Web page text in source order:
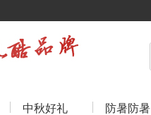
中秋好礼 防暑防暑